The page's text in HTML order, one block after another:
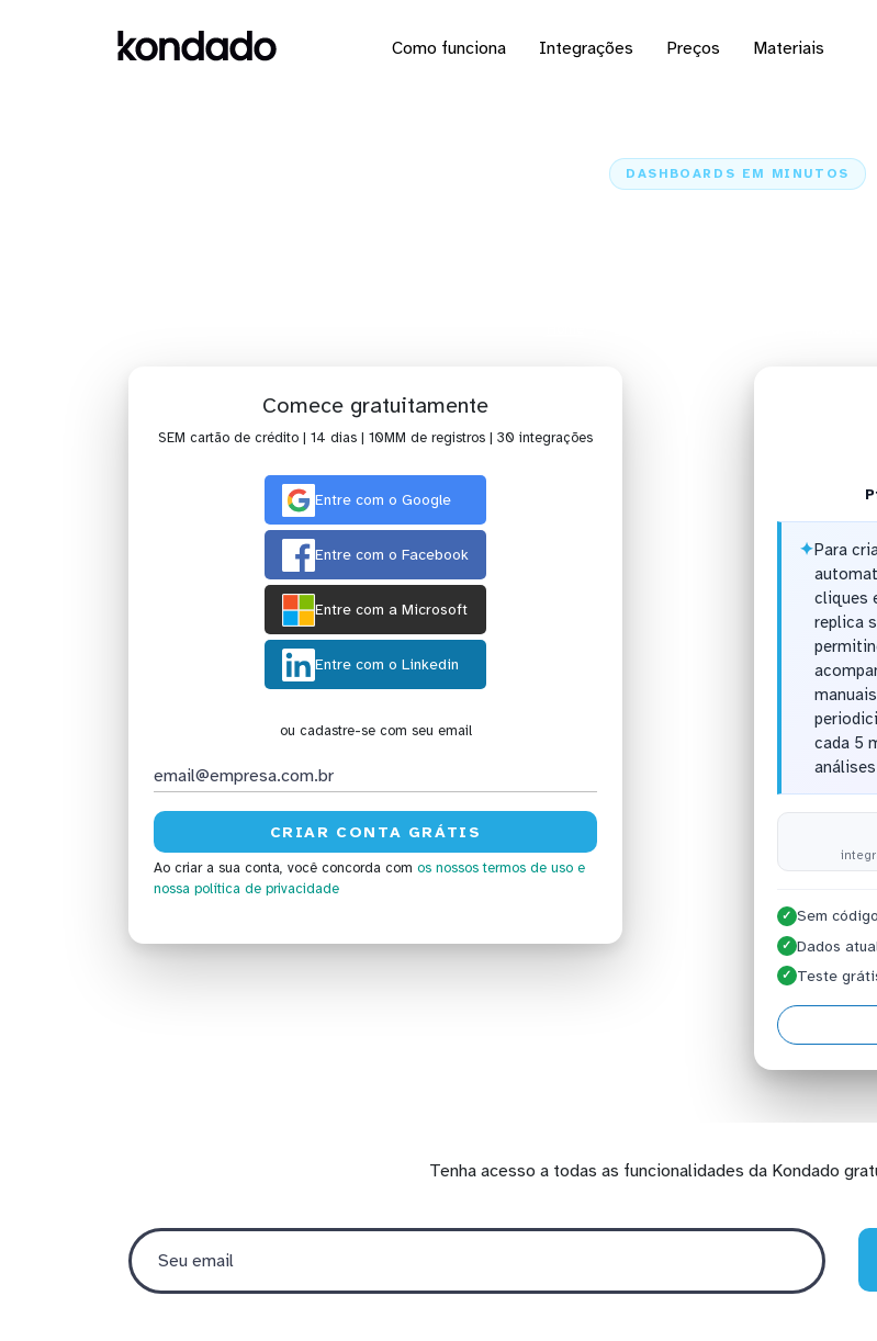
Como funciona Integrações Preços Materiais
DASHBOARDS EM MINUTOS
Comece gratuitamente
SEM cartão de crédito | 14 dias | 10MM de registros | 30 integrações
Entre com o Google
Entre com o Facebook
Entre com a Microsoft
Entre com o Linkedin
ou cadastre-se com seu email
Ao criar a sua conta, você concorda com os nossos termos de uso e
nossa política de privacidade
✦Para
cliques
replica
cada 5
✓ Sem
✓ Dados
✓ Teste
Tenha acesso a todas as funcionalidades da Kondado